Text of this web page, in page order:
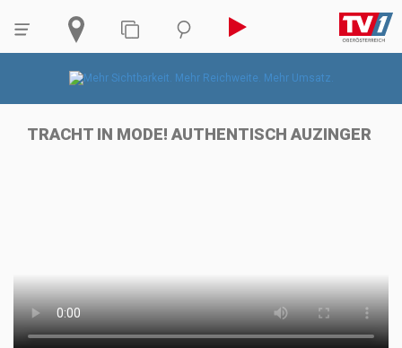
TRACHT IN MODE! AUTHENTISCH AUZINGER